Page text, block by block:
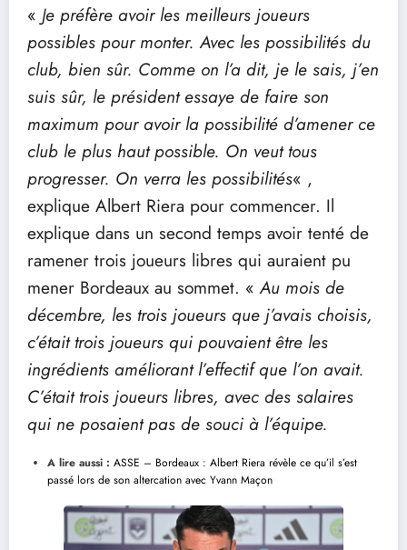
« Je préfère avoir les meilleurs joueurs
possibles pour monter. Avec les possibilités du
club, bien sûr. Comme on l’a dit, je le sais, j’en
suis sûr, le président essaye de faire son
maximum pour avoir la possibilité d’amener ce
club le plus haut possible. On veut tous
progresser. On verra les possibilités« ,
explique Albert Riera pour commencer. Il
explique dans un second temps avoir tenté de
ramener trois joueurs libres qui auraient pu
mener Bordeaux au sommet. «Au mois de
décembre, les trois joueurs que j’avais choisis,
c’était trois joueurs qui pouvaient être les
ingrédients améliorant l’effectif que l’on avait.
C’était trois joueurs libres, avec des salaires
qui ne posaient pas de souci à l’équipe.
A lire aussi : ASSE – Bordeaux : Albert Riera révèle ce qu’il s’est
passé lors de son altercation avec Yvann Maçon